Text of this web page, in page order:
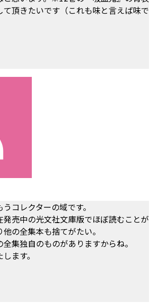
頂きたいです（これも味と言えば味で
コレクターの域です。
売中の光文社文庫版でほぼ読むことが
の全集本も捨てがたい。
集独自のものがありますからね。
ます。